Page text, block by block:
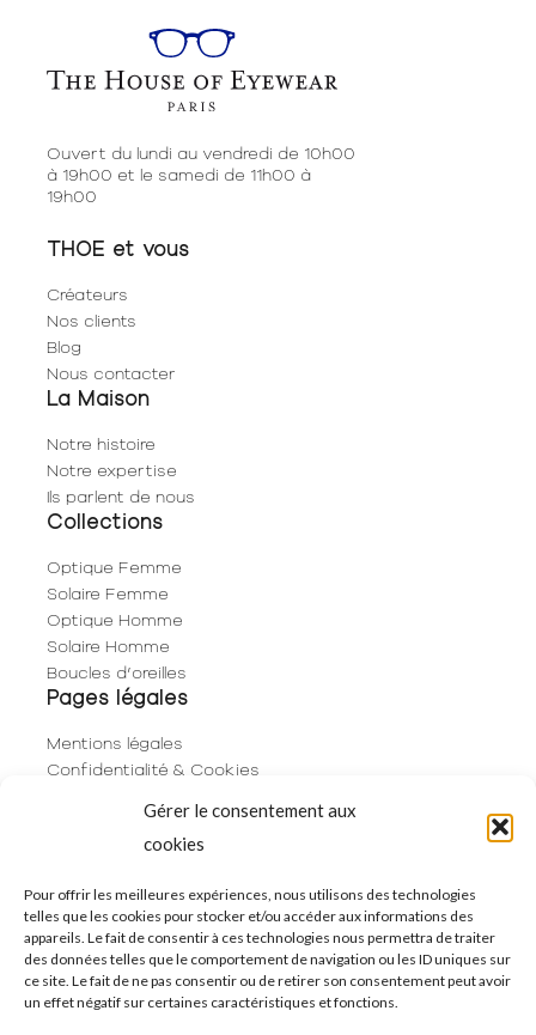
Gérer le consentement aux
cookies
Pour offrir les meilleures expériences, nous utilisons des technologies
telles que les cookies pour stocker et/ou accéder aux informations des
appareils. Le fait de consentir à ces technologies nous permettra de traiter
des données telles que le comportement de navigation ou les ID uniques sur
ce site. Le fait de ne pas consentir ou de retirer son consentement peut avoir
un effet négatif sur certaines caractéristiques et fonctions.
Ouvert du lundi au vendredi de 10h00
à 19h00 et le samedi de 11h00 à
19h00
THOE et vous
Créateurs
Nos clients
Blog
Nous contacter
La Maison
Notre histoire
Notre expertise
Ils parlent de nous
Collections
Optique Femme
Solaire Femme
Optique Homme
Solaire Homme
Boucles d’oreilles
Pages légales
Mentions légales
Confidentialité & Cookies
Politique de cookies (UE)
06 29 53 66 63
01 83 96 73 68
250 Rue de Rivoli
75001 Paris